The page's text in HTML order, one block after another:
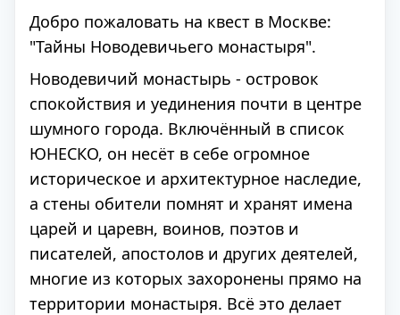
Добро пожаловать на квест в Москве:
"Тайны Новодевичьего монастыря".
Новодевичий монастырь - островок
спокойствия и уединения почти в центре
шумного города. Включённый в список
ЮНЕСКО, он несёт в себе огромное
историческое и архитектурное наследие,
а стены обители помнят и хранят имена
царей и царевн, воинов, поэтов и
писателей, апостолов и других деятелей,
многие из которых захоронены прямо на
территории монастыря. Всё это делает